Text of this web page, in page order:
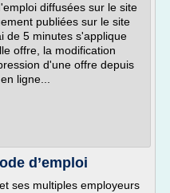
diffusées sur le site
publiées sur le site
de 5 minutes s'applique
offre, la modification
d'une offre depuis
ligne...
d’emploi
ses multiples employeurs